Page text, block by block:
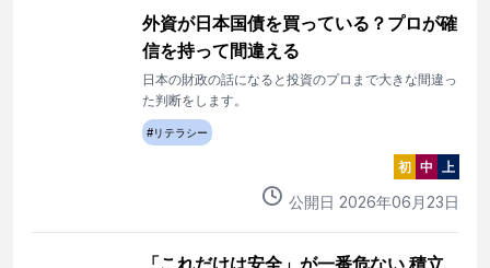
外資が日本国債を買っている？プロが確
信を持って間違える
日本の財政の話になると投資のプロまで大きな間違っ
た判断をします。
#リテラシー
初 中 上
公開日 2026年06 月 23日